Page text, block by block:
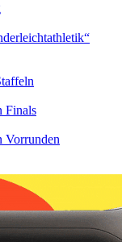
Finals
Vorrunden